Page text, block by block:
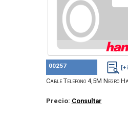
00257
Cable Telefono 4,5M Negro
Precio: Consultar